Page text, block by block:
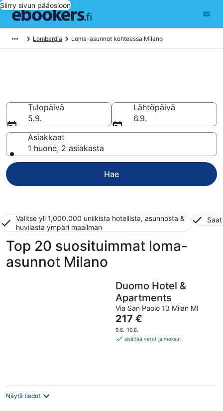
Siirry sivun pääosioon
Lombardia Loma-asunnot kohteessa Milano
Tulopäivä
5.9.
Lähtöpäivä
6.9.
Asiakkaat
1 huone, 2 asiakasta
Hae
Valitse yli 1,000,000 uniikista hotellista, asunnosta &
huvilasta ympäri maailman
Top 20 suosituimmat loma-
asunnot Milano
Duomo Hotel &
Apartments
Via San Paolo 13 Milan MI
Hinta
on
217 €
217 €
9.8.–10.8.
sisältää verot ja maksut
Näytä tiedot